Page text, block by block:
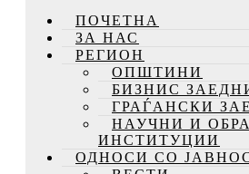
ПОЧЕТНА
ЗА НАС
РЕГИОН
ОПШТИНИ
БИЗНИС
ГРАЃАНСКИ
НАУЧНИ И
ИНСТИТУЦИИ
ОДНОСИ СО